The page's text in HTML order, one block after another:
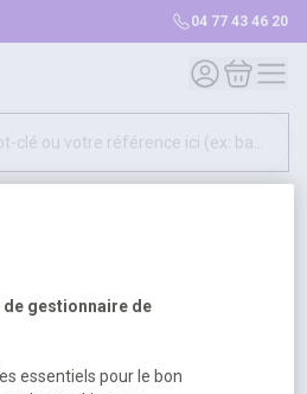
04 77 43 46 20
Mon compte
Mon
gêne occasionée.
gestionnaire de
essentiels pour le bon